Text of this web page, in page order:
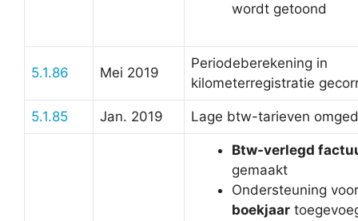
wordt getoond
5.1.86 Mei 2019
Periodeberekening in
kilometerregistratie
5.1.85 Jan. 2019 Lage btw-tarieven
Btw-verlegd
gemaakt
Ondersteuning
boekjaar